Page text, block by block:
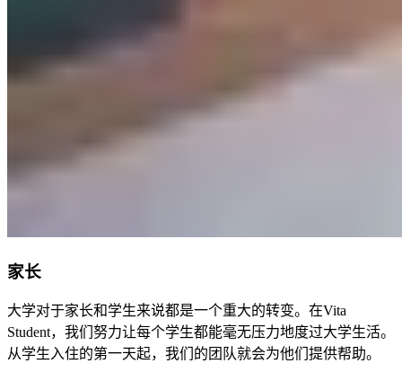
家长
大学对于家长和学生来说都是一个重大的转变。在Vita
Student，我们努力让每个学生都能毫无压力地度过大学生活。
从学生入住的第一天起，我们的团队就会为他们提供帮助。